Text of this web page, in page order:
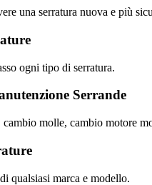
una serratura nuova e più
ogni tipo di serratura.
Serrande
cambio molle, cambio motore
qualsiasi marca e modello.